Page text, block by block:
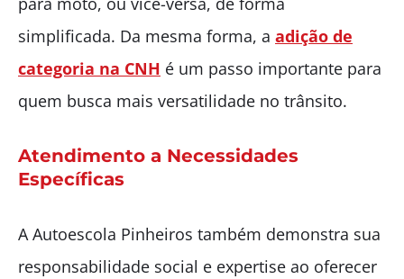
simplificada. Da mesma forma, a adição de
categoria na CNH é um passo importante para
quem busca mais versatilidade no trânsito.
Atendimento a Necessidades
Específicas
A Autoescola Pinheiros também demonstra sua
responsabilidade social e expertise ao oferecer